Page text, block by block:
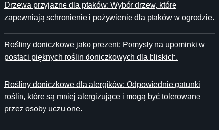
Drzewa przyjazne dla ptaków: Wybór drzew, które
zapewniają schronienie i pożywienie dla ptaków w ogrodzie.
Rośliny doniczkowe jako prezent: Pomysły na upominki w
postaci pięknych roślin doniczkowych dla bliskich.
Rośliny doniczkowe dla alergików: Odpowiednie gatunki
roślin, które są mniej alergizujące i mogą być tolerowane
przez osoby uczulone.